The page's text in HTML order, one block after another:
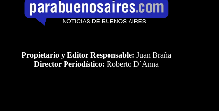
Propietario y Editor Responsable: Juan Braña
Director Periodístico: Roberto D´Anna